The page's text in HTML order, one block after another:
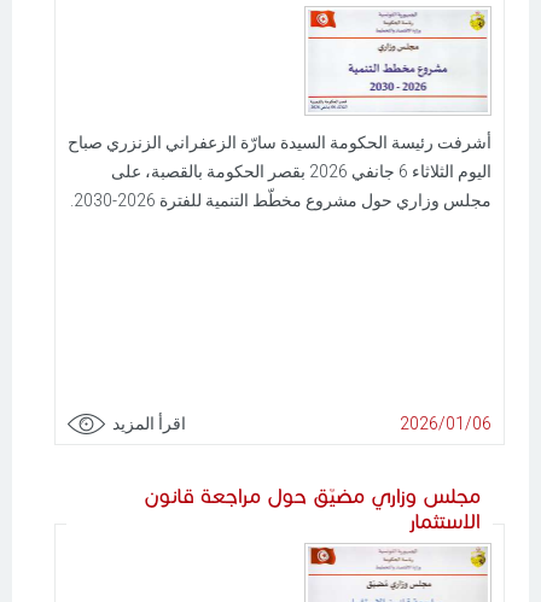
أشرفت رئيسة الحكومة السيدة سارّة الزعفراني الزنزري صباح
اليوم الثلاثاء 6 جانفي 2026 بقصر الحكومة بالقصبة، على
مجلس وزاري حول مشروع مخطّط التنمية للفترة 2026-2030.
2026/01/06 اقرأ المزيد
مجلس وزاري مضيّق حول مراجعة قانون
الاستثمار